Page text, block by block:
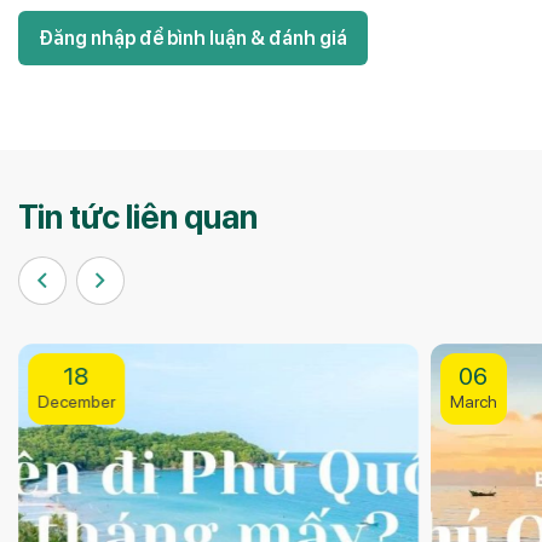
Đăng nhập để bình luận & đánh giá
Tin tức liên quan
06
March
29
April